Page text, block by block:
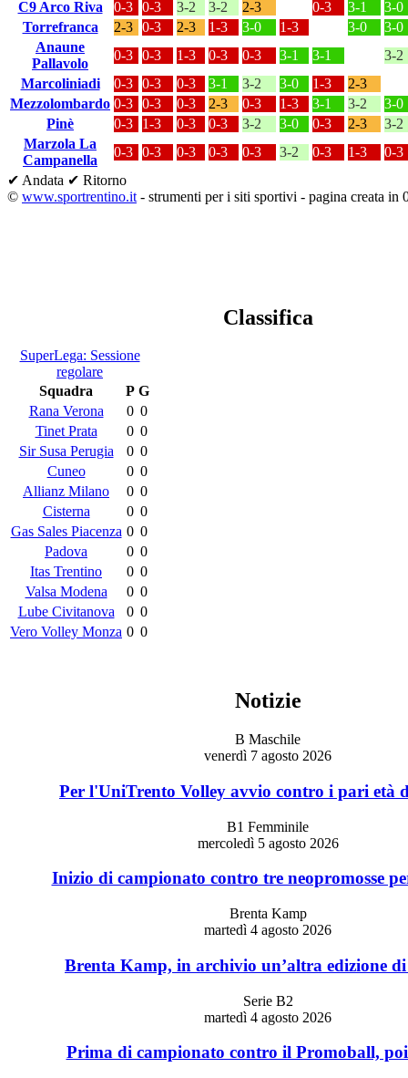
C9 Arco Riva
0-3 0-3 3-2 3-2 2-3 0-3 3-1
3-0
Torrefranca
2-3 0-3 2-3 1-3 3-0 1-3 3-0
3-0
Anaune
Pallavolo
0-3 0-3 1-3 0-3 0-3 3-1 3-1
3-2
Marcoliniadi
0-3 0-3 0-3 3-1 3-2 3-0 1-3
2-3
Mezzolombardo 0-3 0-3 0-3 2-3 0-3 1-3 3-1 3-2
3-0
Pinè
0-3 1-3 0-3 0-3 3-2 3-0 0-3 2-3
3-2
Marzola La
Campanella
0-3 0-3 0-3 0-3 0-3 3-2 0-3 1-3
0-3
✔ Andata ✔ Ritorno
© www.sportrentino.it - strumenti per i siti sportivi - pagina creata in
Classifica
SuperLega: Sessione
regolare
Squadra
P G
Rana Verona
0 0
Tinet Prata
0 0
Sir Susa Perugia
0 0
Cuneo
0 0
Allianz Milano
0 0
Cisterna
0 0
Gas Sales Piacenza 0 0
Padova
0 0
Itas Trentino
0 0
Valsa Modena
0 0
Lube Civitanova
0 0
Vero Volley Monza 0 0
Notizie
B Maschile
venerdì 7 agosto 2026
Per l'UniTrento Volley avvio contro i pari età
B1 Femminile
mercoledì 5 agosto 2026
Inizio di campionato contro tre neopromosse
Brenta Kamp
martedì 4 agosto 2026
Brenta Kamp, in archivio un’altra edizione di
Serie B2
martedì 4 agosto 2026
Prima di campionato contro il Promoball,